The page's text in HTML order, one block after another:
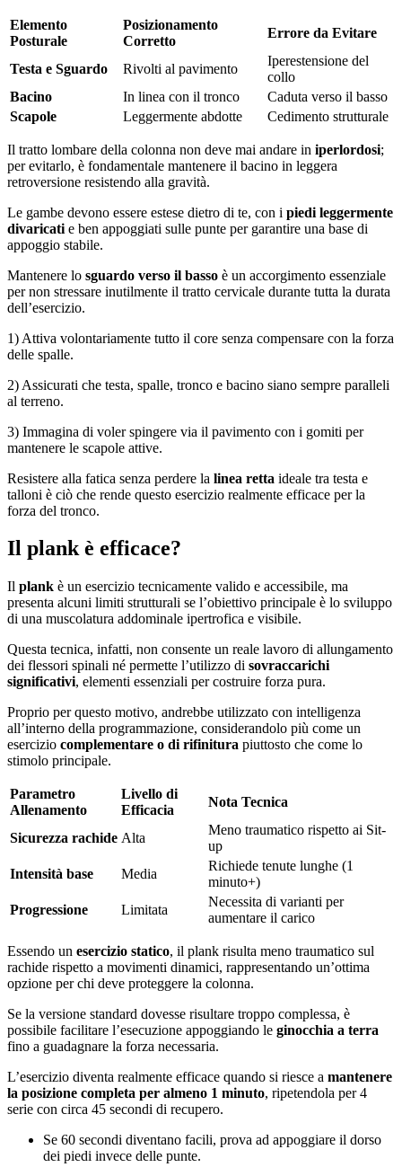
Elemento
Posturale
Posizionamento
Corretto
Errore da Evitare
Testa e Sguardo Rivolti al pavimento
Iperestensione del
collo
Bacino
In linea con il tronco
Caduta verso il basso
Scapole
Leggermente abdotte Cedimento strutturale
Il tratto lombare della colonna non deve mai andare in iperlordosi;
per evitarlo, è fondamentale mantenere il bacino in leggera
retroversione resistendo alla gravità.
Le gambe devono essere estese dietro di te, con i piedi leggermente
divaricati e ben appoggiati sulle punte per garantire una base di
appoggio stabile.
Mantenere lo sguardo verso il basso è un accorgimento essenziale
per non stressare inutilmente il tratto cervicale durante tutta la durata
dell’esercizio.
1) Attiva volontariamente tutto il core senza compensare con la forza
delle spalle.
2) Assicurati che testa, spalle, tronco e bacino siano sempre paralleli
al terreno.
3) Immagina di voler spingere via il pavimento con i gomiti per
mantenere le scapole attive.
Resistere alla fatica senza perdere la linea retta ideale tra testa e
talloni è ciò che rende questo esercizio realmente efficace per la
forza del tronco.
Il plank è efficace?
Il plank è un esercizio tecnicamente valido e accessibile, ma
presenta alcuni limiti strutturali se l’obiettivo principale è lo sviluppo
di una muscolatura addominale ipertrofica e visibile.
Questa tecnica, infatti, non consente un reale lavoro di allungamento
dei flessori spinali né permette l’utilizzo di sovraccarichi
significativi, elementi essenziali per costruire forza pura.
Proprio per questo motivo, andrebbe utilizzato con intelligenza
all’interno della programmazione, considerandolo più come un
esercizio complementare o di rifinitura piuttosto che come lo
stimolo principale.
Parametro
Allenamento
Livello di
Efficacia
Nota Tecnica
Sicurezza rachide Alta
Meno traumatico rispetto ai Sit-
up
Intensità base
Media
Richiede tenute lunghe (1
minuto+)
Progressione
Limitata
Necessita di varianti per
aumentare il carico
Essendo un esercizio statico, il plank risulta meno traumatico sul
rachide rispetto a movimenti dinamici, rappresentando un’ottima
opzione per chi deve proteggere la colonna.
Se la versione standard dovesse risultare troppo complessa, è
possibile facilitare l’esecuzione appoggiando le ginocchia a terra
fino a guadagnare la forza necessaria.
L’esercizio diventa realmente efficace quando si riesce a mantenere
la posizione completa per almeno 1 minuto, ripetendola per 4
serie con circa 45 secondi di recupero.
Se 60 secondi diventano facili, prova ad appoggiare il dorso
dei piedi invece delle punte.